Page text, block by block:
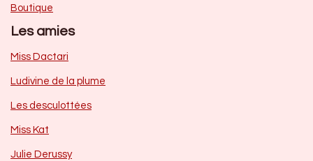
Boutique
Les amies
Miss Dactari
Ludivine de la plume
Les desculottées
Miss Kat
Julie Derussy